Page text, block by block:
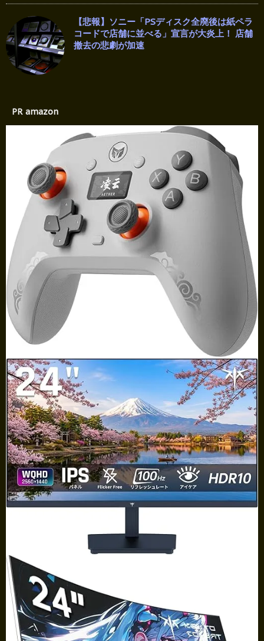
【悲報】ソニー「PSディスク全廃後は紙ペラ
コードで店舗に並べる」宣言が大炎上！ 店舗
撤去の悲劇が加速
PR amazon